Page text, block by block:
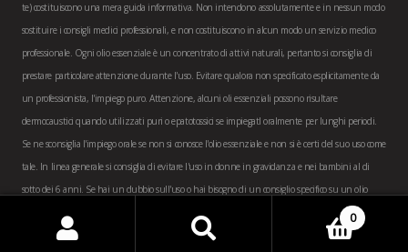
te) costituiscono una mera guida informativa. Non intendono assolutamente e in nessun modo
sostituire i consigli medici professionali, e non costituiscono in alcun modo un servizio medico
professionale. Ogni olio essenziale è un concentrato di attivi naturali, pertanto si consiglia di
prestare particolare attenzione durante l'uso. Evitare qualora non specificato esplicitamente da
un professionista, l'impiego puro. Attenzione, alcuni oli essenziali possono risultare
dermocaustici quando utilizzati puri o epatotossici se impiegatI oralmente per lunghi periodi.
Se ne sconsiglia l'impiego orale se non si conosce l'olio essenziale e non si è certi del suo uso come
tale. In linea generale si consiglia di evitare l'uso in donne in gravidanza e nei bambini al di
sotto dei 6 anni. Se hai un dubbio sull'uso o hai bisogno di un consiglio specifico su un olio
0